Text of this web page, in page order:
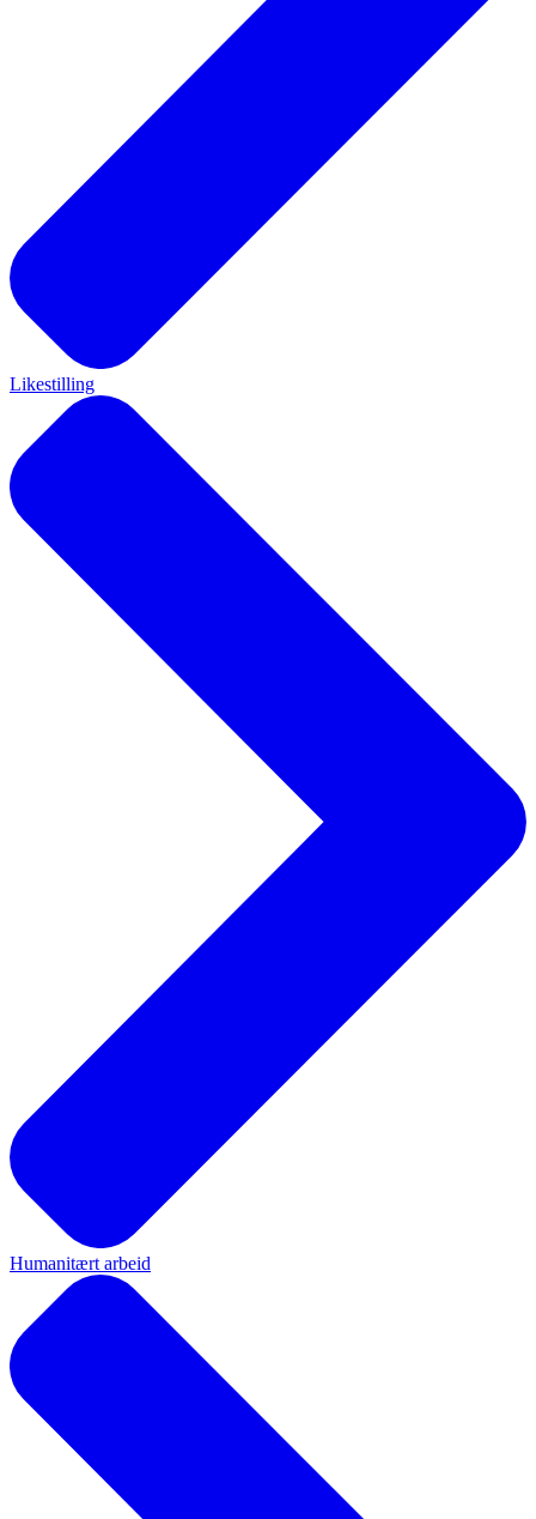
Likestilling
Humanitært arbeid